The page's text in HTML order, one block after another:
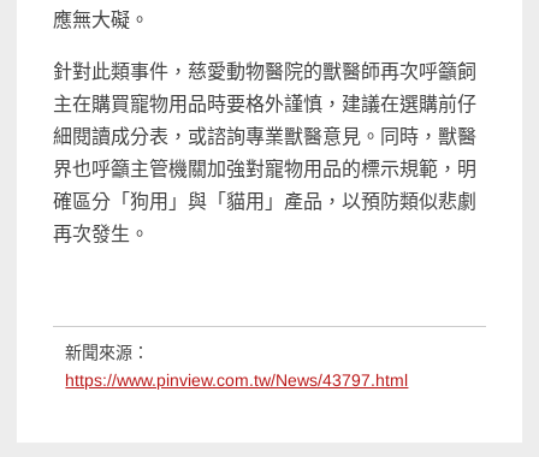
應無大礙。
針對此類事件，慈愛動物醫院的獸醫師再次呼籲飼
主在購買寵物用品時要格外謹慎，建議在選購前仔
細閱讀成分表，或諮詢專業獸醫意見。同時，獸醫
界也呼籲主管機關加強對寵物用品的標示規範，明
確區分「狗用」與「貓用」產品，以預防類似悲劇
再次發生。
新聞來源：
https://www.pinview.com.tw/News/43797.html